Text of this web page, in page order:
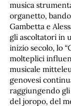
musica
organetto,
Gambetta e
gli ascoltatori in
inizio secolo, lo
molteplici
musicale
genovesi
raggiungendo
del joropo, del